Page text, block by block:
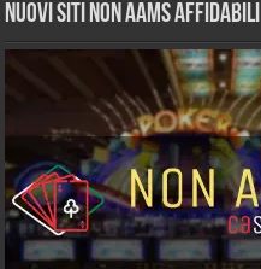
Nuovi siti non AAMS affidabili